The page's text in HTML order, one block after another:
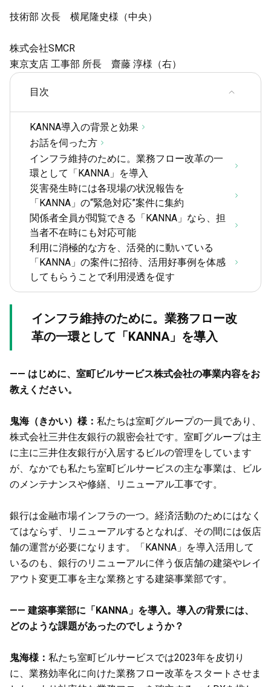
技術部 次長 横尾隆史様（中央）
株式会社SMCR
東京支店 工事部 所長 齋藤 淳様（右）
目次
KANNA導入の背景と効果
お話を伺った方
インフラ維持のために。業務フロー改革の一
環として「KANNA」を導入
災害発生時には各現場の状況報告を
「KANNA」の“緊急対応”案件に集約
関係者全員が閲覧できる「KANNA」なら、担
当者不在時にも対応可能
利用に消極的な方を、活発的に動いている
「KANNA」の案件に招待、活用好事例を体感
してもらうことで利用浸透を促す
インフラ維持のために。業務フロー改
革の一環として「KANNA」を導入
—— はじめに、室町ビルサービス株式会社の事業内容をお
教えください。
鬼海（きかい）様： 私たちは室町グループの一員であり、
株式会社三井住友銀行の親密会社です。室町グループは主
に主に三井住友銀行が入居するビルの管理をしています
が、なかでも私たち室町ビルサービスの主な事業は、ビル
のメンテナンスや修繕、リニューアル工事です。
銀行は金融市場インフラの一つ。経済活動のためにはなく
てはならず、リニューアルするとなれば、その間には仮店
舗の運営が必要になります。「KANNA」を導入活用して
いるのも、銀行のリニューアルに伴う仮店舗の建築やレイ
アウト変更工事を主な業務とする建築事業部です。
—— 建築事業部に「KANNA」を導入。導入の背景には、
どのような課題があったのでしょうか？
鬼海様： 私たち室町ビルサービスでは2023年を皮切り
に、業務効率化に向けた業務フロー改革をスタートさせま